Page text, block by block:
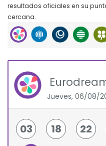
resultados oficiales en su
cercana.
Jueves, 06/08/
03 18 22